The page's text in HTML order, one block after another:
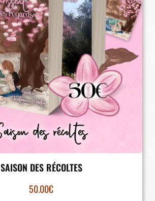
SAISON DES RÉCOLTES
50.00€